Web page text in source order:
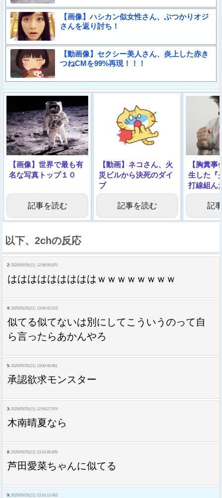
【画像】ハシカン似女性さん、ぶつかりオジ
さんを返り討ち！
【動画像】セクシー美人さん、炎上した赤き
つねCMを99%再現！！！
【画像】世界で最も有
名な写真トップ１０
記事を読む
【動画】ネコさん、火
災ビルから決死のダイ
ブ
記事を読む
【胸糞
生した『
打線組ん
記
以下、2chの反応
2: 2025/05/25(日) 12:58:59.870
はははははははははｗｗｗｗｗｗｗｗ
4: 2025/05/25(日) 13:00:42.013
似てる似てないは別にしてこういうのって自
ら言ったらあかんやろ
5: 2025/05/25(日) 13:00:49.881
承認欲求モンスター
3: 2025/05/25(日) 12:59:27.979
木南晴夏なら
8: 2025/05/25(日) 13:14:28.605
芦田愛菜ちゃんに似てる
9: 2025/05/25(日) 13:16:13.462